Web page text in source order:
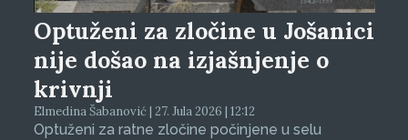
Optuženi za zločine u Jošanici
nije došao na izjašnjenje o
krivnji
Elmedina Šabanović | 27. Jula 2026 | 12:12
Optuženi za ratne zločine počinjene u selu